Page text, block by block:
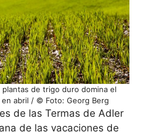
de trigo duro domina el
en abril / © Foto: Georg Berg
de las Termas de Adler
de las vacaciones de